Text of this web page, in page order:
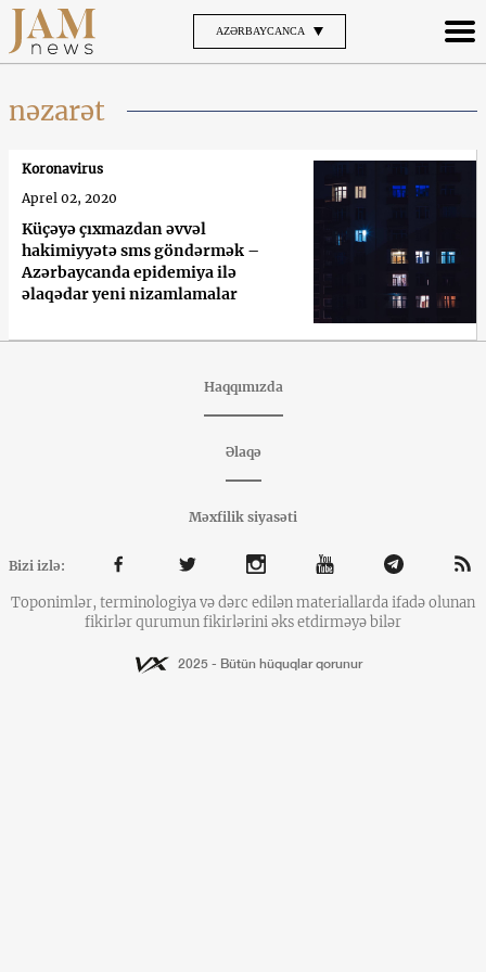
AZƏRBAYCANCA
nəzarət
Küçəyə çıxmazdan əvvəl
hakimiyyətə sms göndərmək –
Azərbaycanda epidemiya ilə
əlaqədar yeni nizamlamalar
Koronavirus
Aprel 02, 2020
Haqqımızda
Əlaqə
Məxfilik siyasəti
Bizi izlə:
Toponimlər, terminologiya və dərc edilən materiallarda ifadə olunan
fikirlər qurumun fikirlərini əks etdirməyə bilər
2025 - Bütün hüquqlar qorunur